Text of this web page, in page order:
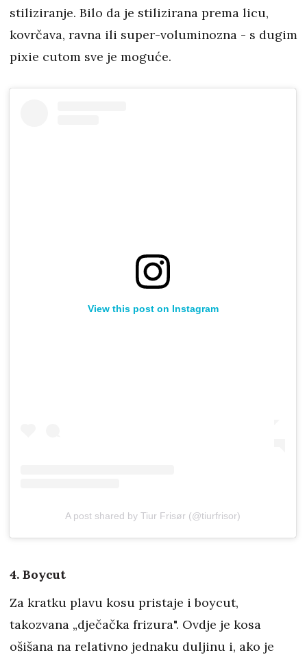
stiliziranje. Bilo da je stilizirana prema licu,
kovrčava, ravna ili super-voluminozna - s dugim
pixie cutom sve je moguće.
View this post on Instagram
A post shared by Tiur Frisør (@tiurfrisor)
4. Boycut
Za kratku plavu kosu pristaje i boycut,
takozvana „dječačka frizura". Ovdje je kosa
ošišana na relativno jednaku duljinu i, ako je